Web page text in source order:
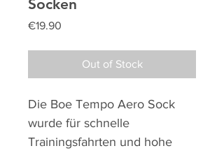
Socken
€19.90
Out of Stock
Die Boe Tempo Aero Sock
wurde für schnelle
Trainingsfahrten und hohe